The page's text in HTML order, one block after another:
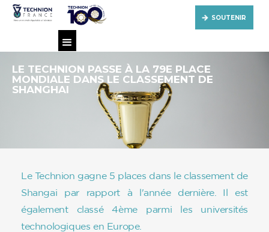
SOUTENIR
LE TECHNION PASSE À LA 79E PLACE
MONDIALE DANS LE CLASSEMENT DE
SHANGHAI
Le Technion gagne 5 places dans le classement de
Shangai par rapport à l'année dernière. Il est
également classé 4ème parmi les universités
technologiques en Europe.